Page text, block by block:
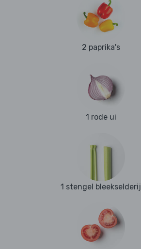
2 paprika's
1 rode ui
1 stengel bleekselderij